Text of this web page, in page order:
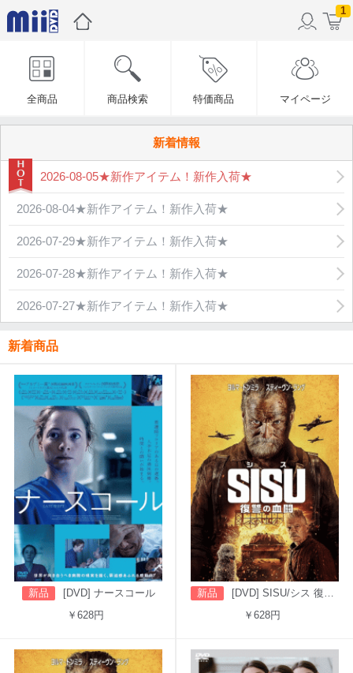
1
全商品 商品検索 特価商品 マイページ
新着情報
2026-08-05★新作アイテム！新作入荷★
2026-08-04★新作アイテム！新作入荷★
2026-07-29★新作アイテム！新作入荷★
2026-07-28★新作アイテム！新作入荷★
2026-07-27★新作アイテム！新作入荷★
新着商品
新品
[DVD] ナースコール
￥628円
新品
[DVD] SISU/シス 復讐の血闘（吹替版）
￥628円